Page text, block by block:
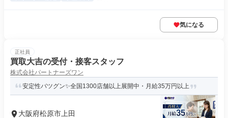
気になる
正社員
買取大吉の受付・接客スタッフ
株式会社パートナーズワン
安定性バツグン✨全国1300店舗以上展開中・月給35万円以上
大阪府松原市上田